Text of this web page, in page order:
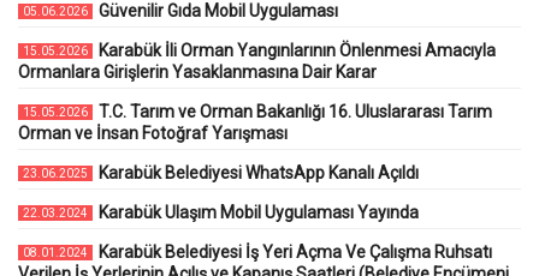
05.06.2026 Güvenilir Gıda Mobil Uygulaması
15.05.2026
Karabük İli Orman Yangınlarının Önlenmesi Amacıyla
Ormanlara Girişlerin Yasaklanmasına Dair Karar
15.05.2026
T.C. Tarım ve Orman Bakanlığı 16. Uluslararası Tarım
Orman ve İnsan Fotoğraf Yarışması
23.06.2025 Karabük Belediyesi WhatsApp Kanalı Açıldı
22.03.2024 Karabük Ulaşım Mobil Uygulaması Yayında
08.01.2024
Karabük Belediyesi İş Yeri Açma Ve Çalışma Ruhsatı